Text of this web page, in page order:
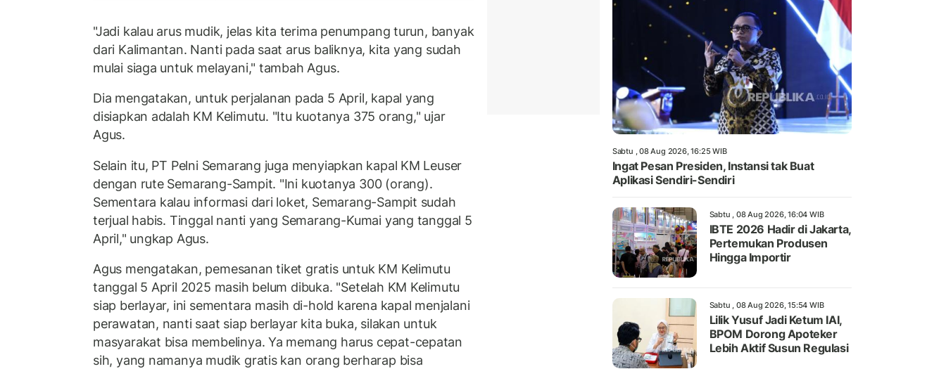
"Jadi kalau arus mudik, jelas kita terima penumpang turun, banyak
dari Kalimantan. Nanti pada saat arus baliknya, kita yang sudah
mulai siaga untuk melayani," tambah Agus.
Dia mengatakan, untuk perjalanan pada 5 April, kapal yang
disiapkan adalah KM Kelimutu. "Itu kuotanya 375 orang," ujar
Agus.
Selain itu, PT Pelni Semarang juga menyiapkan kapal KM Leuser
dengan rute Semarang-Sampit. "Ini kuotanya 300 (orang).
Sementara kalau informasi dari loket, Semarang-Sampit sudah
terjual habis. Tinggal nanti yang Semarang-Kumai yang tanggal 5
April," ungkap Agus.
Agus mengatakan, pemesanan tiket gratis untuk KM Kelimutu
tanggal 5 April 2025 masih belum dibuka. "Setelah KM Kelimutu
siap berlayar, ini sementara masih di-hold karena kapal menjalani
perawatan, nanti saat siap berlayar kita buka, silakan untuk
masyarakat bisa membelinya. Ya memang harus cepat-cepatan
sih, yang namanya mudik gratis kan orang berharap bisa
Sabtu , 08 Aug 2026, 16:25 WIB
Ingat Pesan Presiden, Instansi tak Buat
Aplikasi Sendiri-Sendiri
Sabtu , 08 Aug 2026, 16:04 WIB
IBTE 2026 Hadir di Jakarta,
Pertemukan Produsen
Hingga Importir
Sabtu , 08 Aug 2026, 15:54 WIB
Lilik Yusuf Jadi Ketum IAI,
BPOM Dorong Apoteker
Lebih Aktif Susun Regulasi